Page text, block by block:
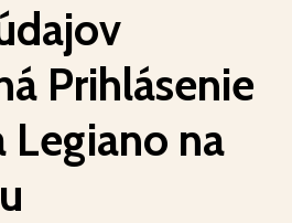
Prihlásenie
Legiano na